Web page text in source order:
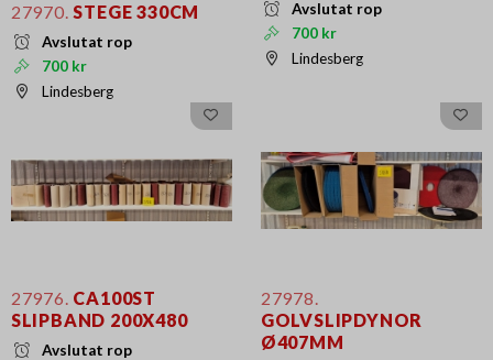
27970. STEGE 330CM
Avslutat rop
700 kr
Lindesberg
Avslutat rop
700 kr
Lindesberg
27976. CA100ST
SLIPBAND 200X480
Avslutat rop
27978.
GOLVSLIPDYNOR
Ø407MM